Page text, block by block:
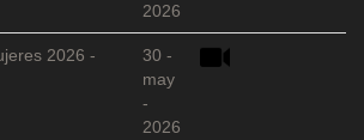
2026
2026 -
30 -
may
-
2026